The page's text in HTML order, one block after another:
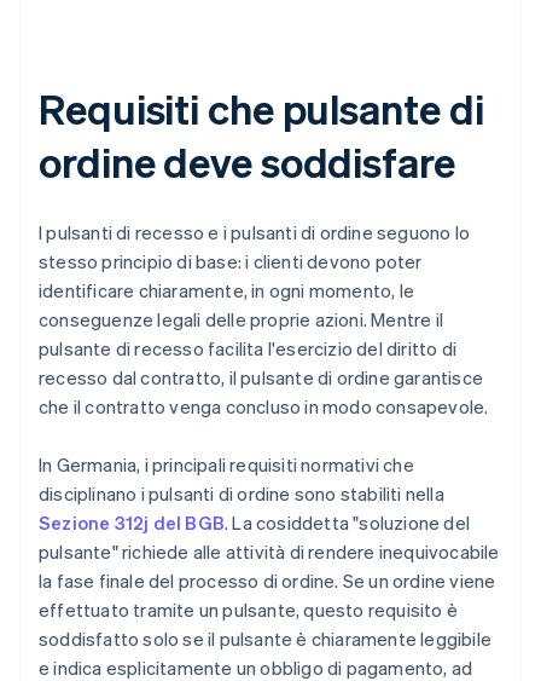
Requisiti che pulsante di
ordine deve soddisfare
I pulsanti di recesso e i pulsanti di ordine seguono lo
stesso principio di base: i clienti devono poter
identificare chiaramente, in ogni momento, le
conseguenze legali delle proprie azioni. Mentre il
pulsante di recesso facilita l'esercizio del diritto di
recesso dal contratto, il pulsante di ordine garantisce
che il contratto venga concluso in modo consapevole.
In Germania, i principali requisiti normativi che
disciplinano i pulsanti di ordine sono stabiliti nella
Sezione 312j del BGB. La cosiddetta "soluzione del
pulsante" richiede alle attività di rendere inequivocabile
la fase finale del processo di ordine. Se un ordine viene
effettuato tramite un pulsante, questo requisito è
soddisfatto solo se il pulsante è chiaramente leggibile
e indica esplicitamente un obbligo di pagamento, ad